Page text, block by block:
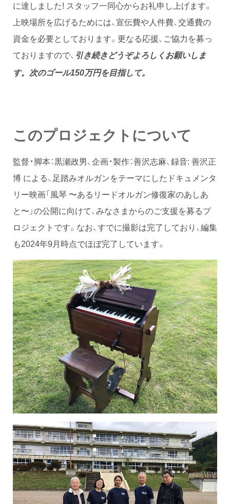
に達しました! スタッフ一同心からお礼申し上げます。
上映場所を広げるためには、宣伝費や人件費、交通費の
資金を必要としております。更なる応援、ご協力を募っ
ておりますので、 引き続きどうぞよろしくお願いしま
す。次のゴール150万円を目指して。
このプロジェクトについて
監督・脚本：黒瀬政男、企画・製作：善沢志麻、録音: 善沢正
博 による、足踏みオルガンをテーマにしたドキュメンタ
リー映画「風琴 〜あるリードオルガン修復家のあしあ
と〜」の公開に向けて、みなさまからのご支援を募るプ
ロジェクトです。なお、すでに撮影は完了しており、編集
も2024年9月時点でほぼ完了しています。